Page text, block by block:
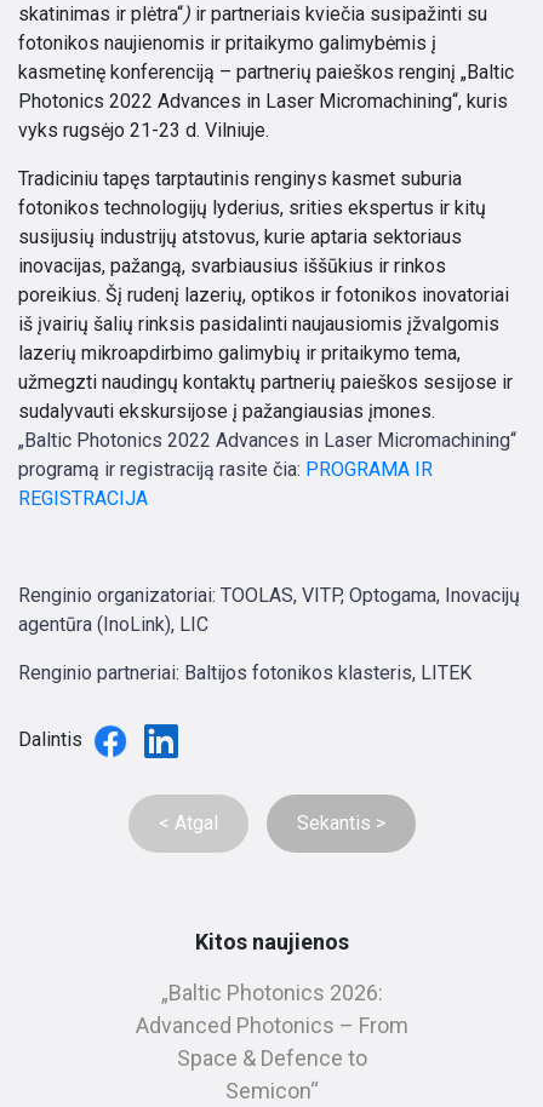
skatinimas ir plėtra“) ir partneriais kviečia susipažinti su
fotonikos naujienomis ir pritaikymo galimybėmis į
kasmetinę konferenciją – partnerių paieškos renginį „Baltic
Photonics 2022 Advances in Laser Micromachining“, kuris
vyks rugsėjo 21-23 d. Vilniuje.
Tradiciniu tapęs tarptautinis renginys kasmet suburia
fotonikos technologijų lyderius, srities ekspertus ir kitų
susijusių industrijų atstovus, kurie aptaria sektoriaus
inovacijas, pažangą, svarbiausius iššūkius ir rinkos
poreikius. Šį rudenį lazerių, optikos ir fotonikos inovatoriai
iš įvairių šalių rinksis pasidalinti naujausiomis įžvalgomis
lazerių mikroapdirbimo galimybių ir pritaikymo tema,
užmegzti naudingų kontaktų partnerių paieškos sesijose ir
sudalyvauti ekskursijose į pažangiausias įmones.
„Baltic Photonics 2022 Advances in Laser Micromachining“
programą ir registraciją rasite čia: PROGRAMA IR
REGISTRACIJA
Renginio organizatoriai: TOOLAS, VITP, Optogama, Inovacijų
agentūra (InoLink), LIC
Renginio partneriai: Baltijos fotonikos klasteris, LITEK
Dalintis
< Atgal Sekantis >
Kitos naujienos
„Baltic Photonics 2026:
Advanced Photonics – From
Space & Defence to
Semicon“